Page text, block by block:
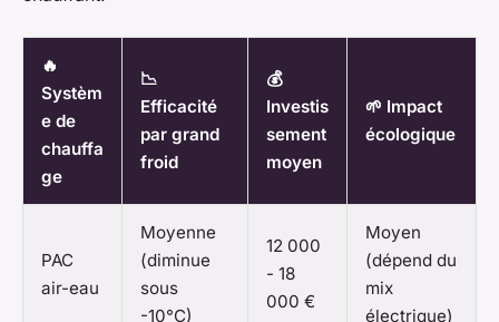
🔥
Systèm
e de
chauffa
ge
📉
Efficacité
par grand
froid
💰
Investis
sement
moyen
🌱 Impact
écologique
PAC
air-eau
Moyenne
(diminue
sous
-10°C)
12 000
- 18
000 €
Moyen
(dépend du
mix
électrique)